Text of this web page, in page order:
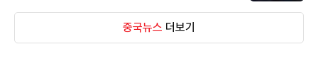
중국뉴스 더보기